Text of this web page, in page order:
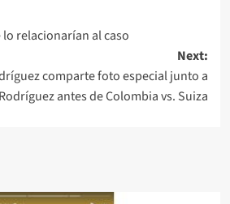
relacionarían al caso
Next:
comparte foto especial junto a
antes de Colombia vs. Suiza